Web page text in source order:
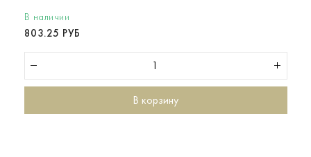
В наличии
803.25 РУБ
В корзину